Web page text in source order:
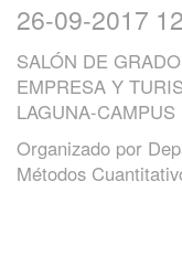
26-09-2017
SALÓN DE
EMPRESA Y
LAGUNA-
Organizado por
Métodos